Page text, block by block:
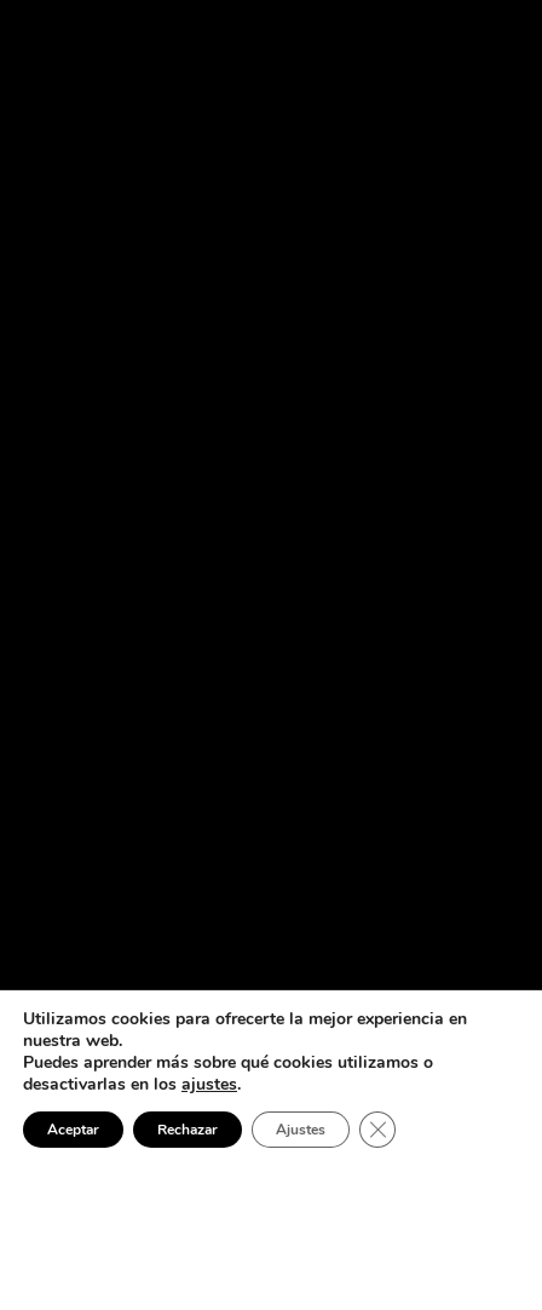
Utilizamos cookies para ofrecerte la mejor experiencia en
nuestra web.
Puedes aprender más sobre qué cookies utilizamos o
desactivarlas en los ajustes.
Aceptar Rechazar Ajustes Cerrar el banner de